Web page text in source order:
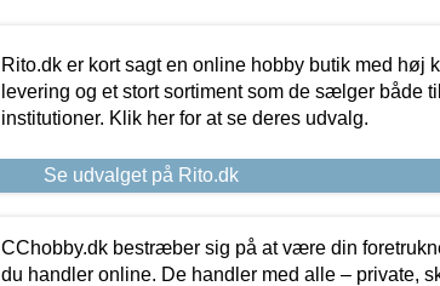
Rito.dk er kort sagt en online hobby butik med høj
levering og et stort sortiment som de sælger både
institutioner. Klik her for at se deres udvalg.
Se udvalget på Rito.dk
CChobby.dk bestræber sig på at være din
du handler online. De handler med alle – private,